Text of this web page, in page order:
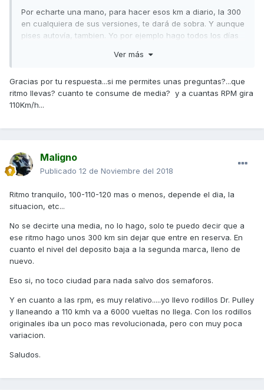
Por echarte una mano, para hacer esos km a diario, la 300
en cualquiera de sus versiones, te dará de sobra. Y aunque
pises autovía, tambien. Yo por ejemplo hago todos los días
300i ABS. Ya venía con algunas mejoras respecto a la 300
"normal"
Esferas blancas....300
Esferas negras.....300i ABS
que sepan mucho mas que yo, por que aqui hay auténticos
"monstruos" de la mecánica y mejor, como te he dicho, que
Saludos y suerte por que todo depende el estado de
Ver más
Gracias por tu respuesta...si me permites unas preguntas?...que
ritmo llevas? cuanto te consume de media? y a cuantas RPM gira
110Km/h...
Maligno
Publicado 12 de Noviembre del 2018
Ritmo tranquilo, 100-110-120 mas o menos, depende el dia, la
situacion, etc...
No se decirte una media, no lo hago, solo te puedo decir que a
ese ritmo hago unos 300 km sin dejar que entre en reserva. En
cuanto el nivel del deposito baja a la segunda marca, lleno de
nuevo.
Eso si, no toco ciudad para nada salvo dos semaforos.
Y en cuanto a las rpm, es muy relativo.....yo llevo rodillos Dr. Pulley
y llaneando a 110 kmh va a 6000 vueltas no llega. Con los rodillos
originales iba un poco mas revolucionada, pero con muy poca
variacion.
Saludos.